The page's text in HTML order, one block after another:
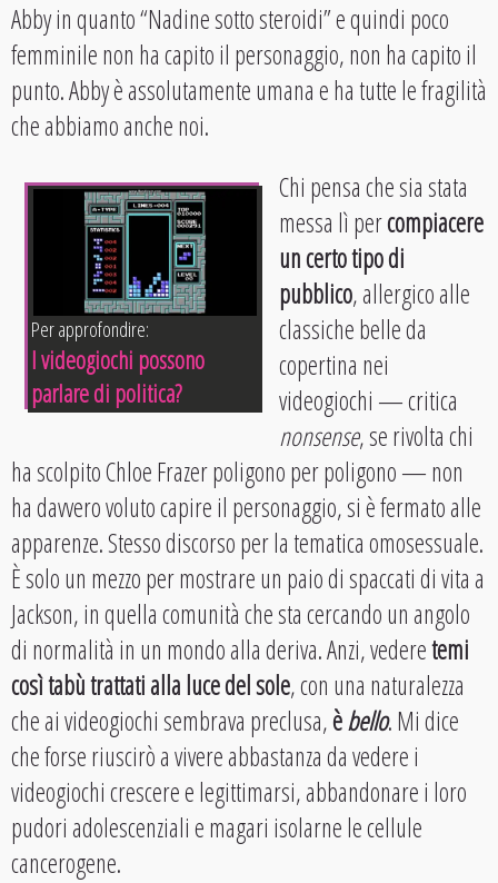
Abby in quanto “Nadine sotto steroidi” e quindi poco
femminile non ha capito il personaggio, non ha capito il
punto. Abby è assolutamente umana e ha tutte le fragilità
che abbiamo anche noi.
Per approfondire:
I videogiochi possono
parlare di politica?
Chi pensa che sia stata
messa lì percompiacere
un certo tipo di
pubblico, allergico alle
classiche belle da
copertina nei
videogiochi — critica
nonsense, se rivolta chi
ha scolpito Chloe Frazer poligono per poligono — non
ha davvero voluto capire il personaggio, si è fermato alle
apparenze. Stesso discorso per la tematica omosessuale.
È solo un mezzo per mostrare un paio di spaccati di vita a
Jackson, in quella comunità che sta cercando un angolo
di normalità in un mondo alla deriva. Anzi, vederetemi
così tabù trattati alla luce del sole, con una naturalezza
che ai videogiochi sembrava preclusa,èbello. Mi dice
che forse riuscirò a vivere abbastanza da vedere i
videogiochi crescere e legittimarsi, abbandonare i loro
pudori adolescenziali e magari isolarne le cellule
cancerogene.